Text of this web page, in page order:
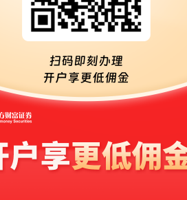
人民币
向关联人销售
商品
人民币
商品
11.51万
接受关联人提
接受劳务
10.81万
5.51万 人民币
向关联人销售
商品
销售商品